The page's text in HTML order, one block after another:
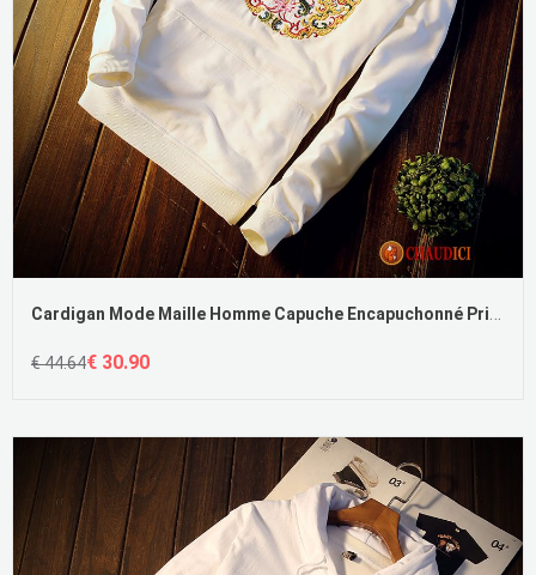
Cardigan Mode Maille Homme Capuche Encapuchonné Printemps Homme Les Adolescents Pas Cher
€ 44.64€ 30.90